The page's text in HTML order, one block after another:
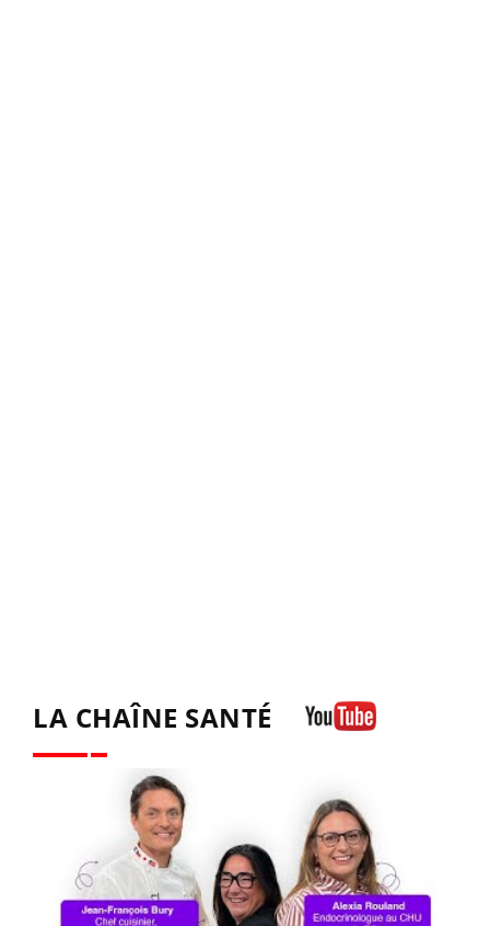
LA CHAÎNE SANTÉ